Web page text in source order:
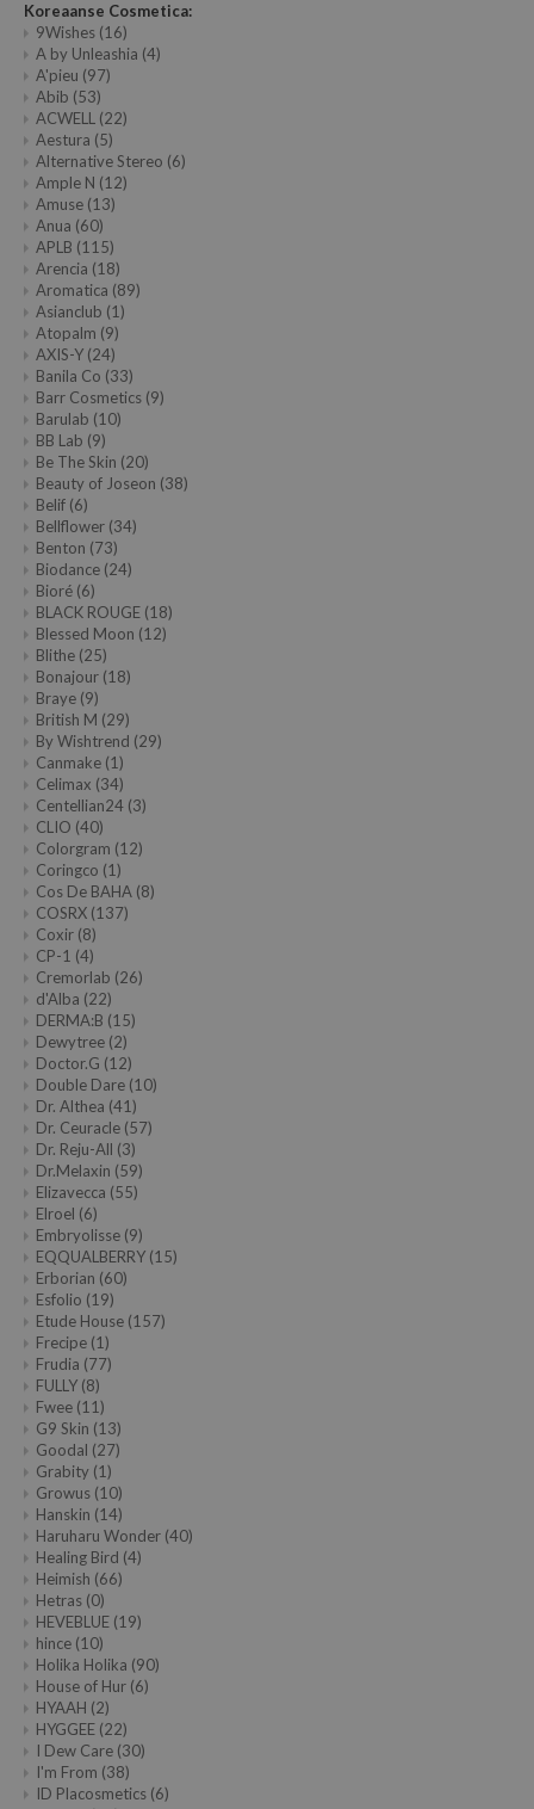
Koreaanse Cosmetica:
9Wishes (16)
A by Unleashia (4)
A'pieu (97)
Abib (53)
ACWELL (22)
Aestura (5)
Alternative Stereo (6)
Ample N (12)
Amuse (13)
Anua (60)
APLB (115)
Arencia (18)
Aromatica (89)
Asianclub (1)
Atopalm (9)
AXIS-Y (24)
Banila Co (33)
Barr Cosmetics (9)
Barulab (10)
BB Lab (9)
Be The Skin (20)
Beauty of Joseon (38)
Belif (6)
Bellflower (34)
Benton (73)
Biodance (24)
Bioré (6)
BLACK ROUGE (18)
Blessed Moon (12)
Blithe (25)
Bonajour (18)
Braye (9)
British M (29)
By Wishtrend (29)
Canmake (1)
Celimax (34)
Centellian24 (3)
CLIO (40)
Colorgram (12)
Coringco (1)
Cos De BAHA (8)
COSRX (137)
Coxir (8)
CP-1 (4)
Cremorlab (26)
d'Alba (22)
DERMA:B (15)
Dewytree (2)
Doctor.G (12)
Double Dare (10)
Dr. Althea (41)
Dr. Ceuracle (57)
Dr. Reju-All (3)
Dr.Melaxin (59)
Elizavecca (55)
Elroel (6)
Embryolisse (9)
EQQUALBERRY (15)
Erborian (60)
Esfolio (19)
Etude House (157)
Frecipe (1)
Frudia (77)
FULLY (8)
Fwee (11)
G9 Skin (13)
Goodal (27)
Grabity (1)
Growus (10)
Hanskin (14)
Haruharu Wonder (40)
Healing Bird (4)
Heimish (66)
Hetras (0)
HEVEBLUE (19)
hince (10)
Holika Holika (90)
House of Hur (6)
HYAAH (2)
HYGGEE (22)
I Dew Care (30)
I'm From (38)
ID Placosmetics (6)